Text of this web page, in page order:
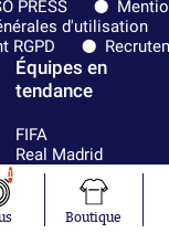
PRESS
d'utilisation
RGPD
Équipes en
tendance
FIFA
Real Madrid
Bordeaux
Chelsea
1
Boutique